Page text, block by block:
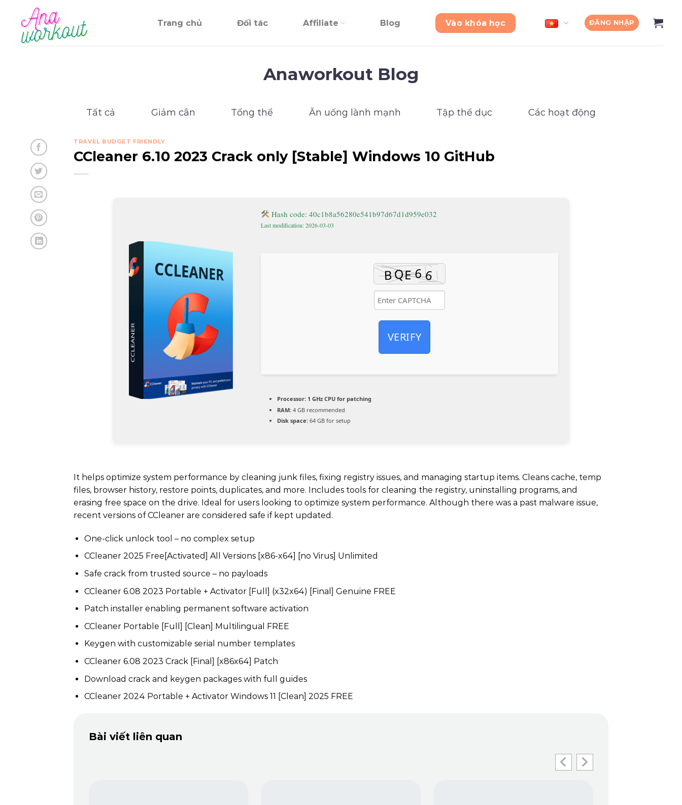
dung
Trang chủ Đối tác Affiliate Blog Vào khóa học ĐĂNG NHẬP
Anaworkout Blog
Tất cả Giảm cân Tổng thể Ăn uống lành mạnh Tập thể dục Các hoạt động
TRAVEL BUDGET FRIENDLY
CCleaner 6.10 2023 Crack only [Stable] Windows 10 GitHub
Hash code: 40c1b8a56280e541b97d67d1d959e032
Last modification: 2026-03-03
VERIFY
Processor: 1 GHz CPU for patching
RAM: 4 GB recommended
Disk space: 64 GB for setup
It helps optimize system performance by cleaning junk files, fixing registry issues, and managing startup items. Cleans cache, temp
files, browser history, restore points, duplicates, and more. Includes tools for cleaning the registry, uninstalling programs, and
erasing free space on the drive. Ideal for users looking to optimize system performance. Although there was a past malware issue,
recent versions of CCleaner are considered safe if kept updated.
One-click unlock tool – no complex setup
CCleaner 2025 Free[Activated] All Versions [x86-x64] [no Virus] Unlimited
Safe crack from trusted source – no payloads
CCleaner 6.08 2023 Portable + Activator [Full] (x32x64) [Final] Genuine FREE
Patch installer enabling permanent software activation
CCleaner Portable [Full] [Clean] Multilingual FREE
Keygen with customizable serial number templates
CCleaner 6.08 2023 Crack [Final] [x86x64] Patch
Download crack and keygen packages with full guides
CCleaner 2024 Portable + Activator Windows 11 [Clean] 2025 FREE
Bài viết liên quan